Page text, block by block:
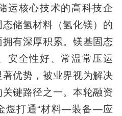
运核心技术的高科技企
储氢材料（氢化镁）的
有深厚积累。镁基固态
安全性好、常温常压运
优势，被业界视为解决
键路径之一。本轮融资
煜打通“材料—装备—应